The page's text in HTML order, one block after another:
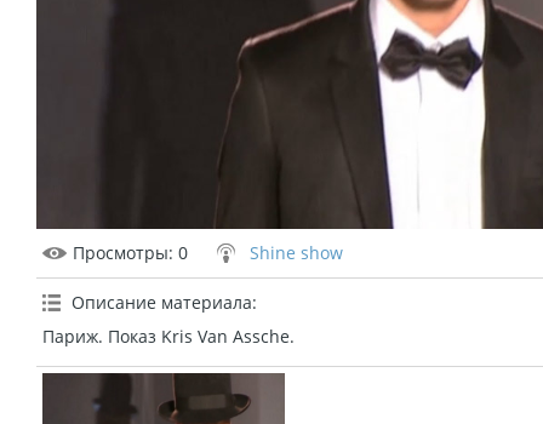
Просмотры: 0 Shine show
Описание материала:
Париж. Показ Kris Van Assche.